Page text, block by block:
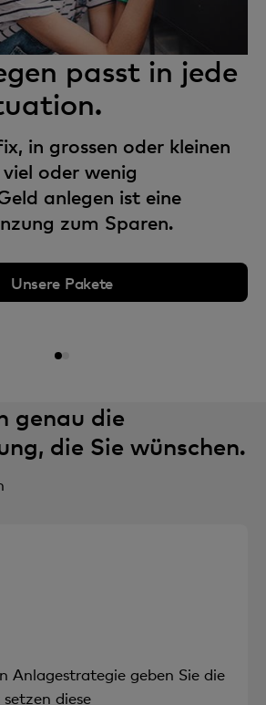
passt in jede
in grossen oder kleinen
oder wenig
anlegen ist eine
zum Sparen.
Unsere Pakete
kann ich mir
Aber nicht um den
Risikos? Sie haben
zur Nachhaltigkeit?
richtig.
Beraten werden
genau die
die Sie wünschen.
Anlagestrategie geben Sie die
diese